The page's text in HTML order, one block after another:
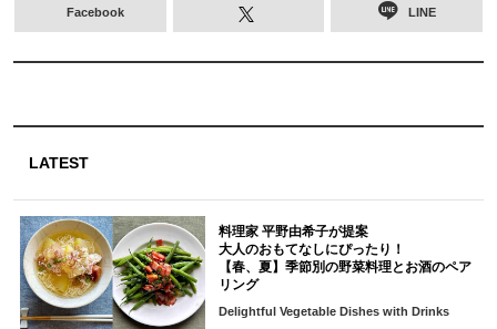
Facebook LINE
LATEST
料理家 平野由希子が提案
大人のおもてなしにぴったり！
【春、夏】季節別の野菜料理とお酒のペア
リング
Delightful Vegetable Dishes with Drinks